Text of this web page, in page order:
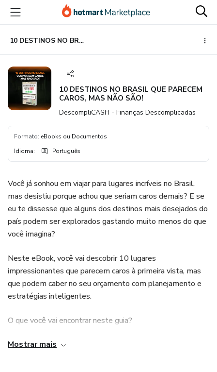
para
conteúdo
principal
para
pagamento
para
rodapé
10 DESTINOS NO BRASIL QUE PARECEM CAROS, MAS NÃO SÃO!
10 DESTINOS NO BRASIL QUE PARECEM
CAROS, MAS NÃO SÃO!
DescompliCASH - Finanças Descomplicadas
Formato: eBooks ou Documentos
Idioma: Português
Você já sonhou em viajar para lugares incríveis no Brasil,
mas desistiu porque achou que seriam caros demais? E se
eu te dissesse que alguns dos destinos mais desejados do
país podem ser explorados gastando muito menos do que
você imagina?
Neste eBook, você vai descobrir 10 lugares
impressionantes que parecem caros à primeira vista, mas
que podem caber no seu orçamento com planejamento e
estratégias inteligentes.
O que você vai encontrar neste guia?
✔️ Como economizar no transporte e chegar ao destino
Mostrar mais